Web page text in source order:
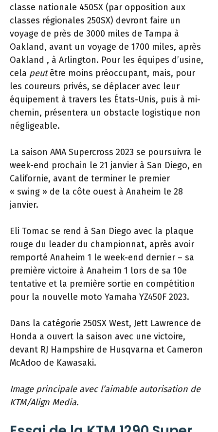
classe nationale 450SX (par opposition aux
classes régionales 250SX) devront faire un
voyage de près de 3000 miles de Tampa à
Oakland, avant un voyage de 1700 miles, après
Oakland , à Arlington. Pour les équipes d’usine,
cela peutêtre moins préoccupant, mais, pour
les coureurs privés, se déplacer avec leur
équipement à travers les États-Unis, puis à mi-
chemin, présentera un obstacle logistique non
négligeable.
La saison AMA Supercross 2023 se poursuivra le
week-end prochain le 21 janvier à San Diego, en
Californie, avant de terminer le premier
« swing » de la côte ouest à Anaheim le 28
janvier.
Eli Tomac se rend à San Diego avec la plaque
rouge du leader du championnat, après avoir
remporté Anaheim 1 le week-end dernier – sa
première victoire à Anaheim 1 lors de sa 10e
tentative et la première sortie en compétition
pour la nouvelle moto Yamaha YZ450F 2023.
Dans la catégorie 250SX West, Jett Lawrence de
Honda a ouvert la saison avec une victoire,
devant RJ Hampshire de Husqvarna et Cameron
McAdoo de Kawasaki.
Image principale avec l’aimable autorisation de
KTM/Align Media.